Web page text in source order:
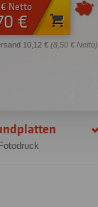
Netto
€
10,12 € (8,50 € Netto)